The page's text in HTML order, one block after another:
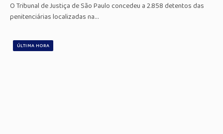
O Tribunal de Justiça de São Paulo concedeu a 2.858 detentos das
penitenciárias localizadas na…
ÚLTIMA HORA